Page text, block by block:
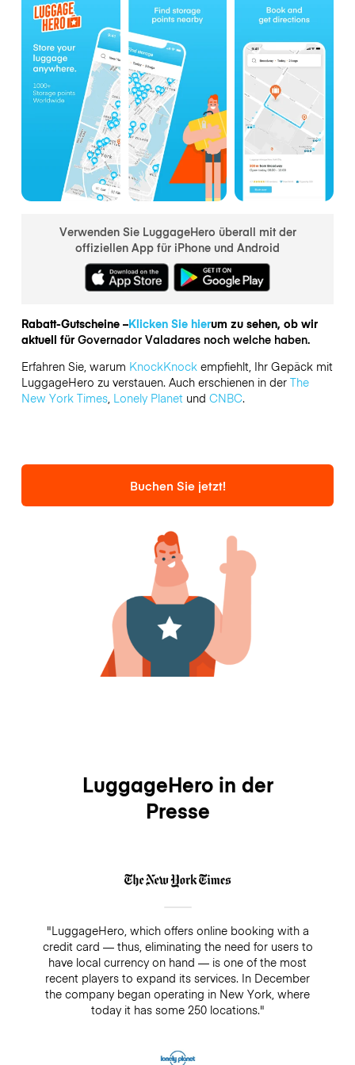
Verwenden Sie LuggageHero überall mit der
offiziellen App für iPhone und Android
Rabatt-Gutscheine –Klicken Sie hierum zu sehen, ob wir
aktuell für Governador Valadares noch welche haben.
Erfahren Sie, warum KnockKnockempfiehlt, Ihr Gepäck mit
LuggageHero zu verstauen. Auch erschienen in der The
New York Times, Lonely Planetund CNBC.
Buchen Sie jetzt!
LuggageHero in der
Presse
"LuggageHero, which offers online booking with a
credit card — thus, eliminating the need for users to
have local currency on hand — is one of the most
recent players to expand its services. In December
the company began operating in New York, where
today it has some 250 locations."